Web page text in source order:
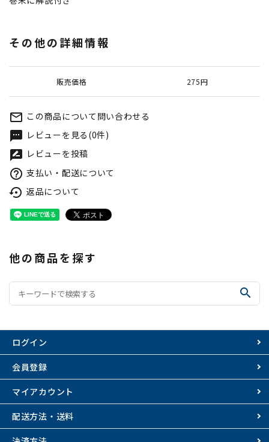
その他の詳細情報
販売価格 275円
mail_outline この商品について問い合わせる
textsms レビューを見る(0件)
rate_review レビューを投稿
help_outline 支払い・配送について
settings_backup_restore 返品について
他の商品を探す
search
ログイン
会員登録
マイアカウント
配送方法・送料